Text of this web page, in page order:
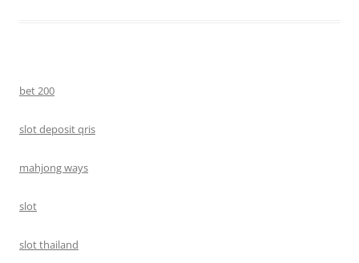
bet 200
slot deposit qris
mahjong ways
slot
slot thailand